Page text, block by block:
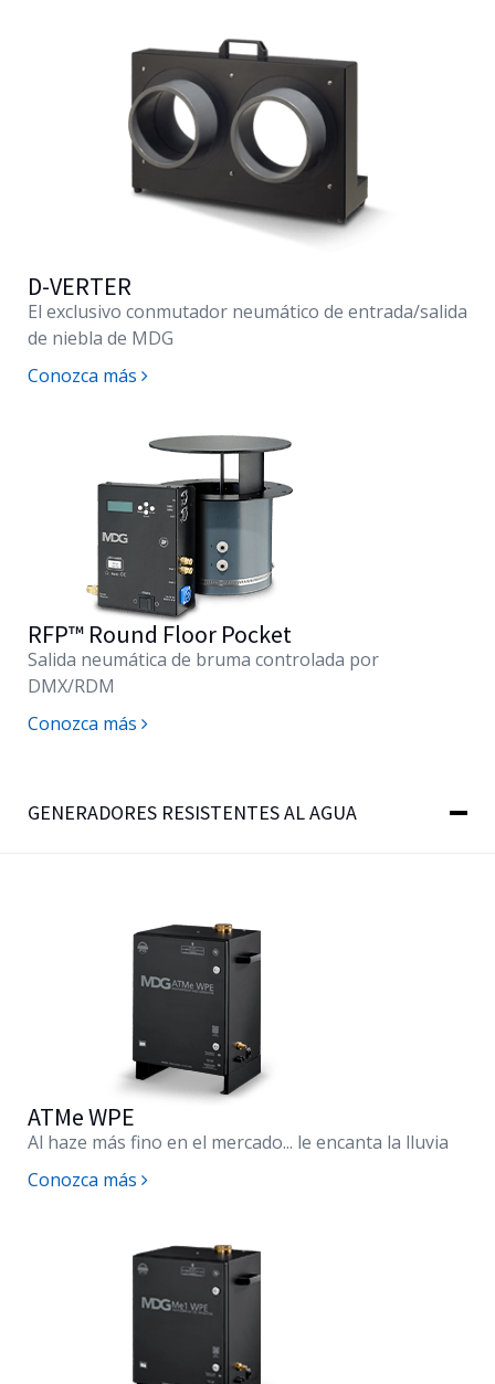
D-VERTER
El exclusivo conmutador neumático de entrada/salida
de niebla de MDG
Conozca más
RFP™ Round Floor Pocket
Salida neumática de bruma controlada por
DMX/RDM
Conozca más
GENERADORES RESISTENTES AL AGUA
ATMe WPE
Al haze más fino en el mercado... le encanta la lluvia
Conozca más